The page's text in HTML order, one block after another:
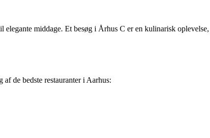
middage. Et besøg i Århus C er en kulinarisk oplevelse,
de bedste restauranter i Aarhus: